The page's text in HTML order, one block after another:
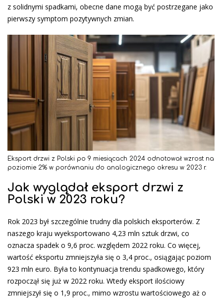
z solidnymi spadkami, obecne dane mogą być postrzegane jako
pierwszy symptom pozytywnych zmian.
Eksport drzwi z Polski po 9 miesiącach 2024 odnotował wzrost na
poziomie 2% w porównaniu do analogicznego okresu w 2023 r.
Jak wyglądał eksport drzwi z
Polski w 2023 roku?
Rok 2023 był szczególnie trudny dla polskich eksporterów. Z
naszego kraju wyeksportowano 4,23 mln sztuk drzwi, co
oznacza spadek o 9,6 proc. względem 2022 roku. Co więcej,
wartość eksportu zmniejszyła się o 3,4 proc., osiągając poziom
923 mln euro. Była to kontynuacja trendu spadkowego, który
rozpoczął się już w 2022 roku. Wtedy eksport ilościowy
zmniejszył się o 1,9 proc., mimo wzrostu wartościowego aż o